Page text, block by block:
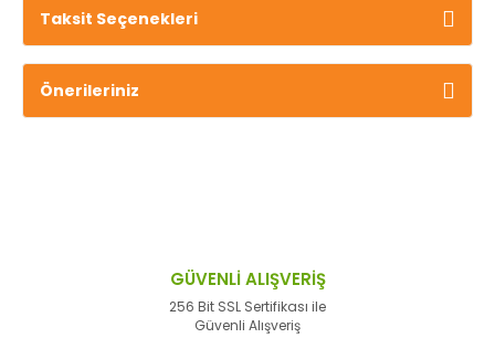
Taksit Seçenekleri
Önerileriniz
GÜVENLİ ALIŞVERİŞ
256 Bit SSL Sertifikası ile
Güvenli Alışveriş